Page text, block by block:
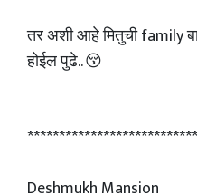
तर अशी आहे मितुची family
होईल पुढे.. 😚
Deshmukh Mansion